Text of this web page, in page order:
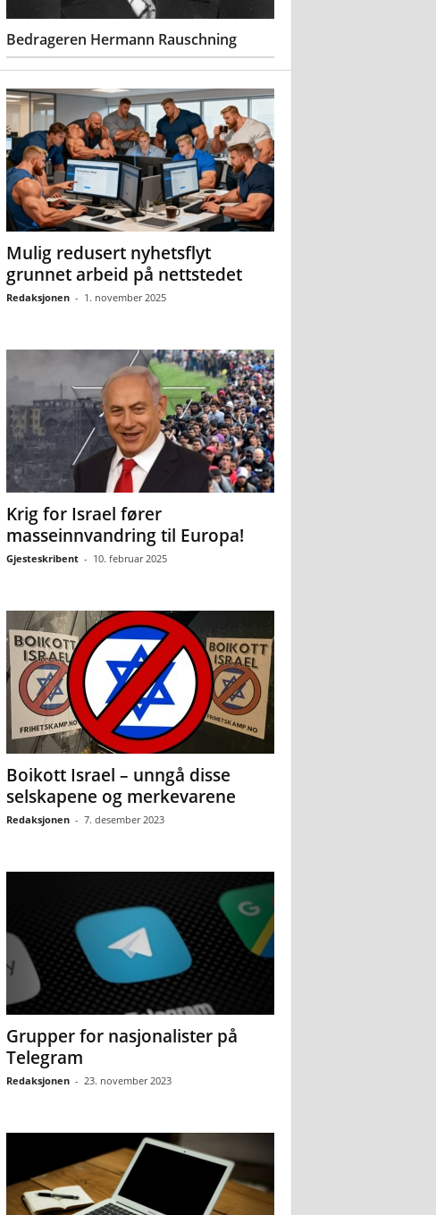
Bedrageren Hermann Rauschning
Mulig redusert nyhetsflyt
grunnet arbeid på nettstedet
Redaksjonen - 1. november 2025
Krig for Israel fører
masseinnvandring til Europa!
Gjesteskribent - 10. februar 2025
Boikott Israel – unngå disse
selskapene og merkevarene
Redaksjonen - 7. desember 2023
Grupper for nasjonalister på
Telegram
Redaksjonen - 23. november 2023